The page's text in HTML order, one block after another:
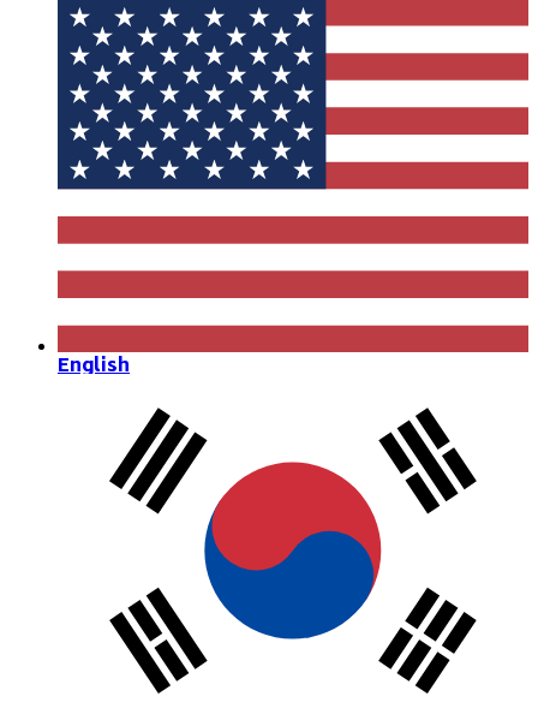
English